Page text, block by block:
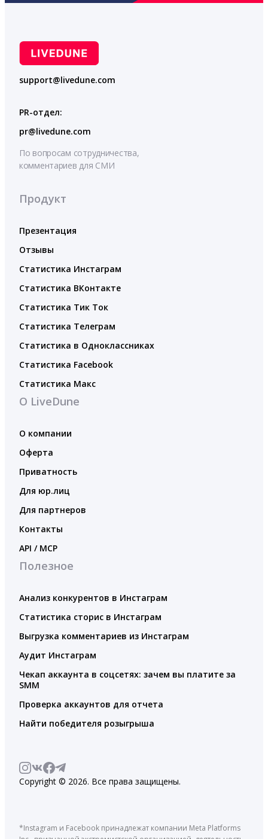
support@livedune.com
PR-отдел:
pr@livedune.com
По вопросам сотрудничества,
комментариев для СМИ
Продукт
Презентация
Отзывы
Статистика Инстаграм
Статистика ВКонтакте
Статистика Тик Ток
Статистика Телеграм
Статистика в Одноклассниках
Статистика Facebook
Статистика Макс
О LiveDune
О компании
Оферта
Приватность
Для юр.лиц
Для партнеров
Контакты
API / MCP
Полезное
Анализ конкурентов в Инстаграм
Статистика сторис в Инстаграм
Выгрузка комментариев из Инстаграм
Аудит Инстаграм
Чекап аккаунта в соцсетях: зачем вы платите за
SMM
Проверка аккаунтов для отчета
Найти победителя розыгрыша
Copyright © 2026. Все права защищены.
*Instagram и Facebook принадлежат компании Meta Platforms